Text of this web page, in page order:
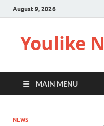
August 9, 2026
Youlike
MAIN MENU
NEWS